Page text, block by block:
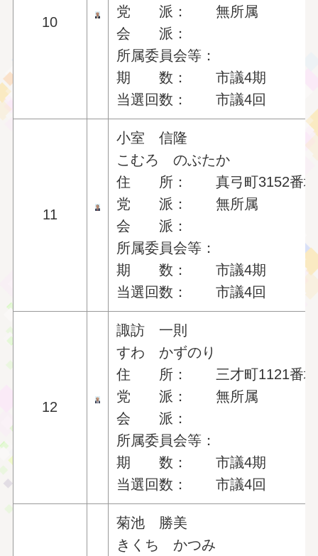
10
党 派： 無所属
会 派：
所属委員会等：
期 数： 市議4期
当選回数： 市議4回
11
小室 信隆
こむろ のぶたか
住 所： 真弓町3152番地
党 派： 無所属
会 派：
所属委員会等：
期 数： 市議4期
当選回数： 市議4回
12
諏訪 一則
すわ かずのり
住 所： 三才町1121番地
党 派： 無所属
会 派：
所属委員会等：
期 数： 市議4期
当選回数： 市議4回
菊池 勝美
きくち かつみ